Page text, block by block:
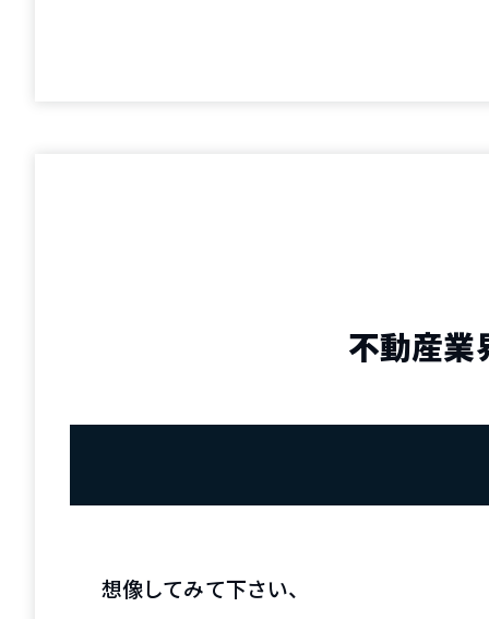
不動産業
想像してみて下さい、